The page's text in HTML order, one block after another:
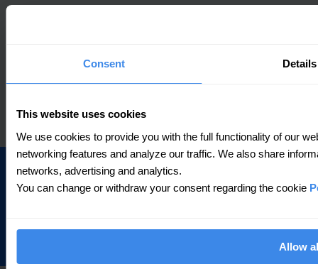
Consent Details
This website uses cookies
We use cookies to provide you with the full functionality of our
networking features and analyze our traffic. We also share
networks, advertising and analytics.
You can change or withdraw your consent regarding the cookie
Allow
Про Getpin
ISO 27001.